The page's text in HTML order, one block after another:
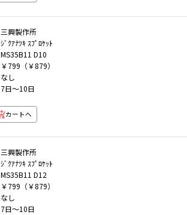
三興製作所
ｼﾞｸｱﾅﾂｷ ｽﾌﾟﾛｹｯﾄ
MS35B11 D10
￥799（￥879）
なし
7日～10日
カートへ
三興製作所
ｼﾞｸｱﾅﾂｷ ｽﾌﾟﾛｹｯﾄ
MS35B11 D12
￥799（￥879）
なし
7日～10日